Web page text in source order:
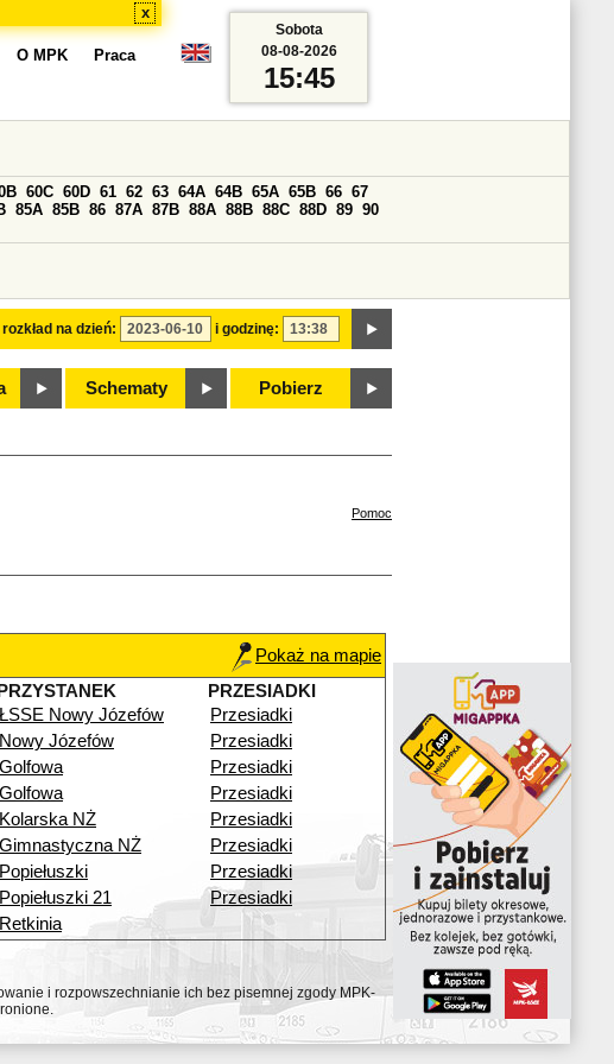
x
O MPK Praca
na dzień: i godzinę:
60C 60D 61 62 63 64A 64B 65A 65B 66 67
85A 85B 86 87A 87B 88A 88B 88C 88D 89 90
Schematy Pobierz
Sobota
08-08-2026
15:45
Pomoc
Pokaż na mapie
PRZYSTANEK
PRZESIADKI
ŁSSE Nowy Józefów
Przesiadki
Nowy Józefów
Przesiadki
Golfowa
Przesiadki
Golfowa
Przesiadki
Kolarska NŻ
Przesiadki
Gimnastyczna NŻ
Przesiadki
Popiełuszki
Przesiadki
Popiełuszki 21
Przesiadki
Retkinia
i rozpowszechnianie ich bez pisemnej zgody MPK-